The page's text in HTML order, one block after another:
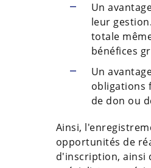
Un
leur
totale
bénéfices
Un
obligations
de don ou
Ainsi,
opportunités de
d'inscription, ainsi